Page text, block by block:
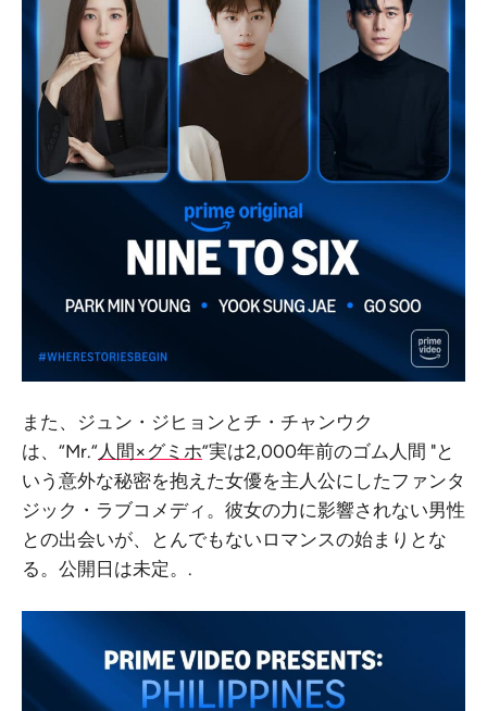
また、ジュン・ジヒョンとチ・チャンウク
は、“Mr.“ 人間×グミホ”実は2,000年前のゴム人間 "と
いう意外な秘密を抱えた女優を主人公にしたファンタ
ジック・ラブコメディ。彼女の力に影響されない男性
との出会いが、とんでもないロマンスの始まりとな
る。公開日は未定。.